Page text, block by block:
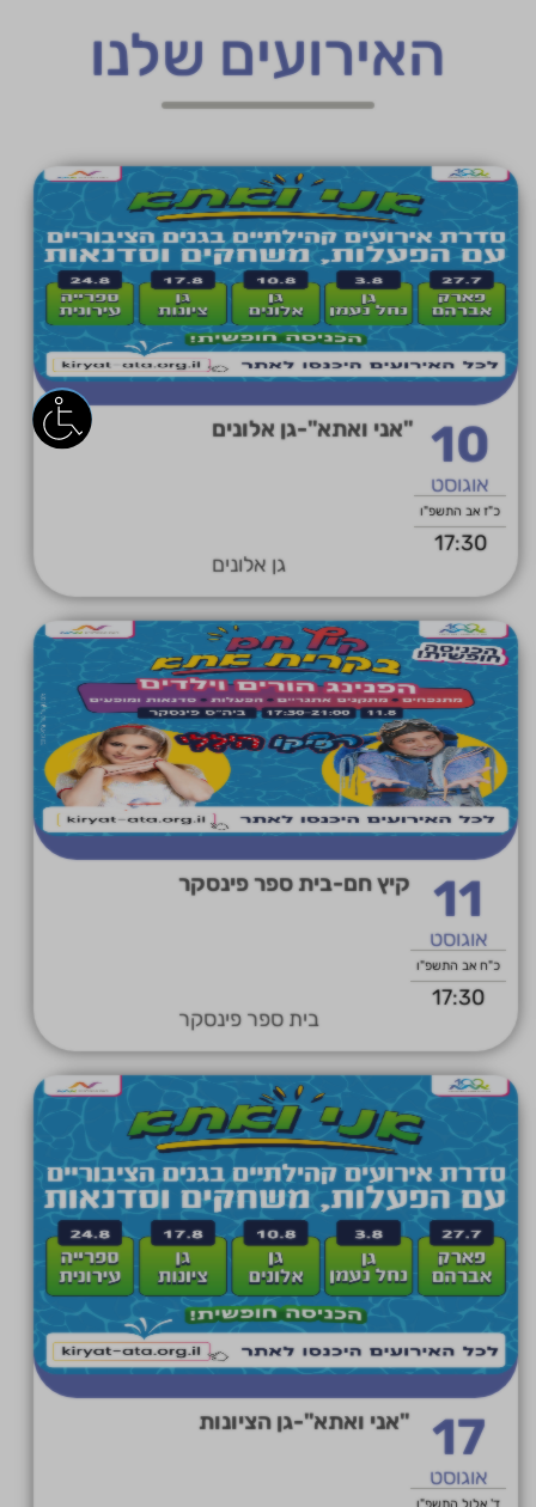
האירועים שלנו
10
אוגוסט
כ"ז אב התשפ"ו
17:30
"אני ואתא"-גן אלונים
גן אלונים
11
אוגוסט
כ"ח אב התשפ"ו
17:30
קיץ חם-בית ספר פינסקר
בית ספר פינסקר
17
אוגוסט
"אני ואתא"-גן הציונות